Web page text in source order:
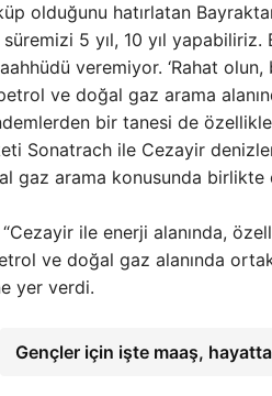
olduğunu hatırlatan
5 yıl, 10 yıl yapabiliriz.
veremiyor. ‘Rahat olun,
ve doğal gaz arama
bir tanesi de
Sonatrach ile Cezayir
arama konusunda birlikte
ile enerji alanında,
ve doğal gaz alanında ortak
yer verdi.
Gençler için işte maaş,